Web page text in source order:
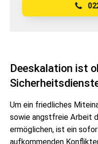
Deeskalation ist
Um ein friedliches
sowie angstfreie Arbeit
ermöglichen, ist ein
aufkommenden